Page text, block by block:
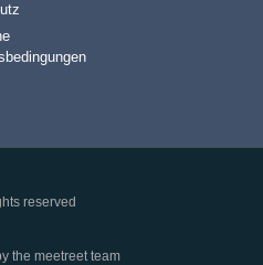
reserved
the meetreet team